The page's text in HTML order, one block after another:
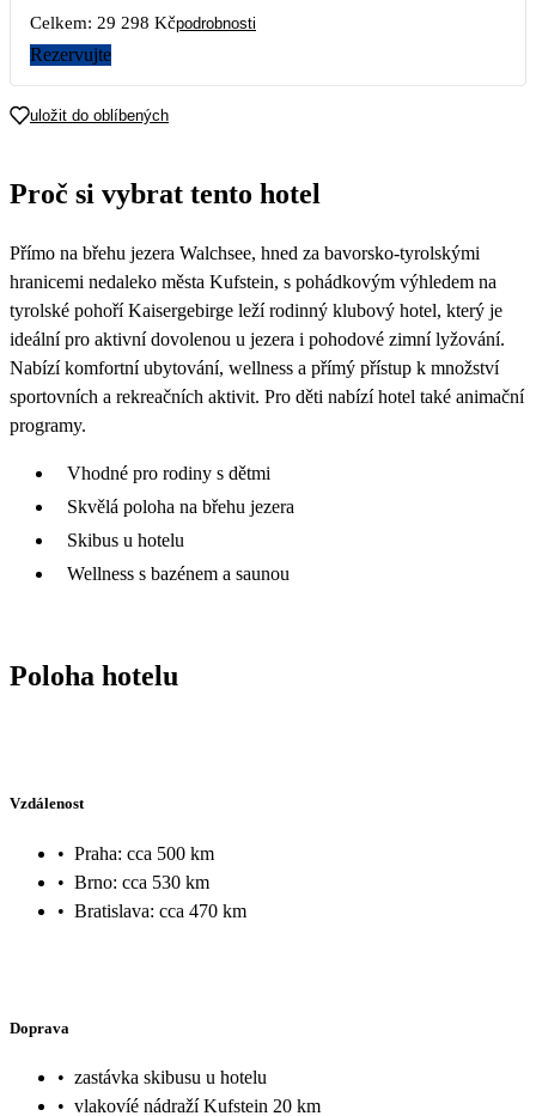
14 649 14 649 14 649
14
14 649 14 649 14 649 14 649 14 649 14 649 14 649
21 22
28
14 649
29 30
Celkem: 29 298 Kčpodrobnosti
Rezervujte
uložit do oblíbených
Proč si vybrat tento hotel
Přímo na břehu jezera Walchsee, hned za bavorsko-tyrolskými
hranicemi nedaleko města Kufstein, s pohádkovým výhledem na
tyrolské pohoří Kaisergebirge leží rodinný klubový hotel, který je
ideální pro aktivní dovolenou u jezera i pohodové zimní lyžování.
Nabízí komfortní ubytování, wellness a přímý přístup k množství
sportovních a rekreačních aktivit. Pro děti nabízí hotel také animační
programy.
Vhodné pro rodiny s dětmi
Skvělá poloha na břehu jezera
Skibus u hotelu
Wellness s bazénem a saunou
Poloha hotelu
Vzdálenost
• Praha: cca 500 km
• Brno: cca 530 km
• Bratislava: cca 470 km
Doprava
• zastávka skibusu u hotelu
• vlakovíé nádraží Kufstein 20 km